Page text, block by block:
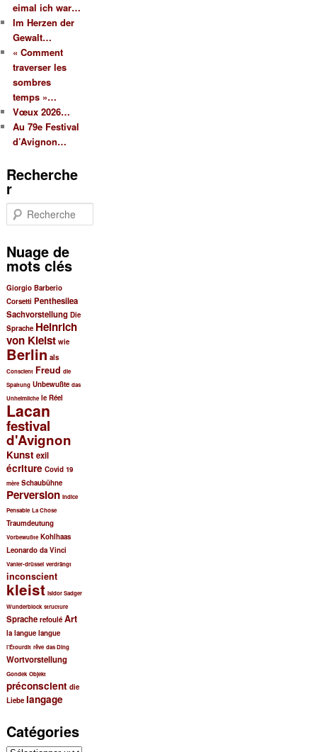
eimal ich war…
Im Herzen der
Gewalt…
« Comment
traverser les
sombres
temps »…
Vœux 2026…
Au 79e Festival
d’Avignon…
Recherche
r
e
h
e
c
h
e
Nuage de
mots clés
Giorgio Barberio
Corsetti Penthesilea
Sachvorstellung Die
Sprache Heinrich
von Kleist wie
Berlin als
Conscient Freud die
Spaltung Unbewußte das
Unheimliche le Réel
Lacan
festival
d'Avignon
Kunstexil
écriture Covid 19
mère Schaubühne
Perversion Indice
Pensable La Chose
Traumdeutung
Vorbewußte Kohlhaas
Leonardo da Vinci
Vanier-drüssel verdrängt
inconscient
kleist Isidor Sadger
Wunderblock structure
Sprache refoulé Art
la langue langue
l’Étourdit rêve das Ding
Wortvorstellung
Gondek Objekt
préconscient die
Liebe langage
Catégories